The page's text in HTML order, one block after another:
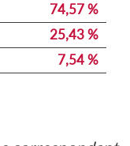
74,57 %
25,43 %
7,54 %